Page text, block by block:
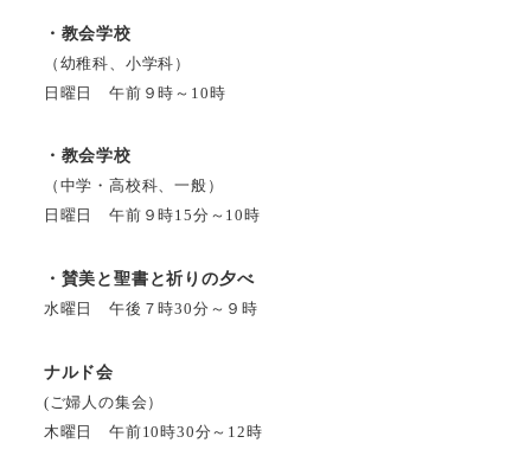
・教会学校
（幼稚科、小学科）
日曜日 午前９時～10時
・教会学校
（中学・高校科、一般）
日曜日 午前９時15分～10時
・賛美と聖書と祈りの夕べ
水曜日 午後７時30分～９時
ナルド会
(ご婦人の集会）
木曜日 午前10時30分～12時